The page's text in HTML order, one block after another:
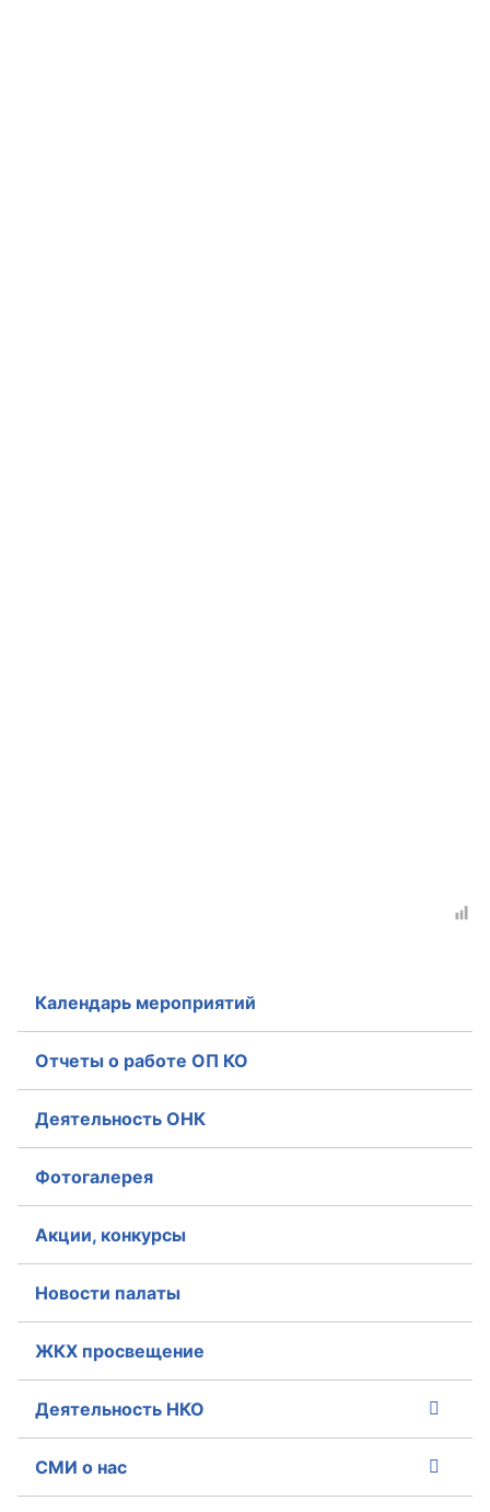
Календарь мероприятий
Отчеты о работе ОП КО
Деятельность ОНК
Фотогалерея
Акции, конкурсы
Новости палаты
ЖКХ просвещение
Деятельность НКО
СМИ о нас